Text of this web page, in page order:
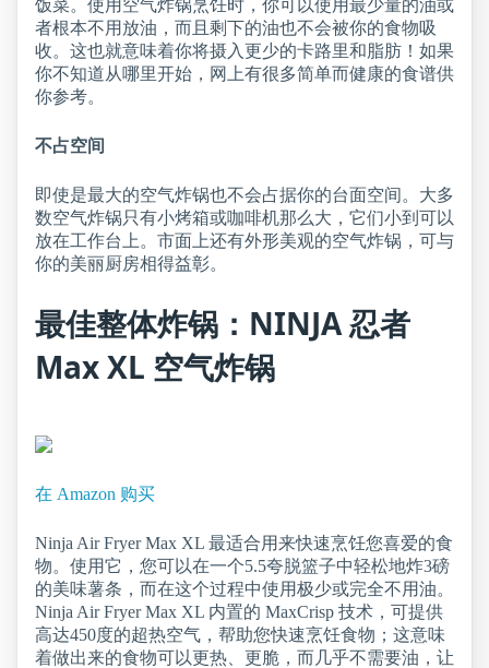
饭菜。使用空气炸锅烹饪时，你可以使用最少量的油或
者根本不用放油，而且剩下的油也不会被你的食物吸
收。这也就意味着你将摄入更少的卡路里和脂肪！如果
你不知道从哪里开始，网上有很多简单而健康的食谱供
你参考。
不占空间
即使是最大的空气炸锅也不会占据你的台面空间。大多
数空气炸锅只有小烤箱或咖啡机那么大，它们小到可以
放在工作台上。市面上还有外形美观的空气炸锅，可与
你的美丽厨房相得益彰。
最佳整体炸锅：NINJA 忍者
Max XL 空气炸锅
在 Amazon 购买
Ninja Air Fryer Max XL 最适合用来快速烹饪您喜爱的食
物。使用它，您可以在一个5.5夸脱篮子中轻松地炸3磅
的美味薯条，而在这个过程中使用极少或完全不用油。
Ninja Air Fryer Max XL 内置的 MaxCrisp 技术，可提供
高达450度的超热空气，帮助您快速烹饪食物；这意味
着做出来的食物可以更热、更脆，而几乎不需要油，让